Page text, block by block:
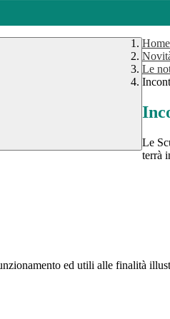
Home
Le
Le
terrà
ed utili alle finalità